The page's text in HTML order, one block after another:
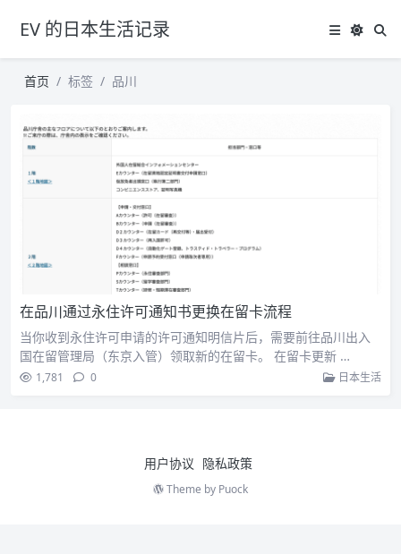
EV 的日本生活记录
首页 标签 品川
在品川通过永住许可通知书更换在留卡流程
当你收到永住许可申请的许可通知明信片后，需要前往品川出入
国在留管理局（东京入管）领取新的在留卡。 在留卡更新 …
1,781 0 日本生活
用户协议 隐私政策
Theme by Puock